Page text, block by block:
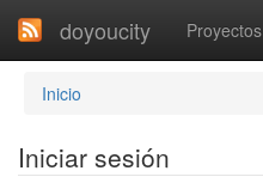
doyoucity Proyectos
Inicio
Iniciar sesión